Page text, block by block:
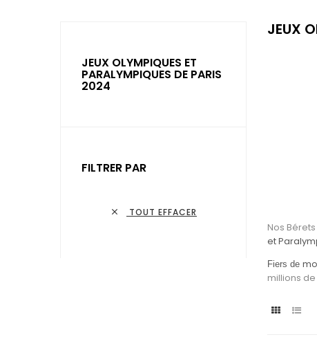
JEUX OLYMPIQUES ET
PARALYMPIQUES DE PARIS
2024
FILTRER PAR
 TOUT EFFACER
JEUX
Nos
et
Fiers de
millions